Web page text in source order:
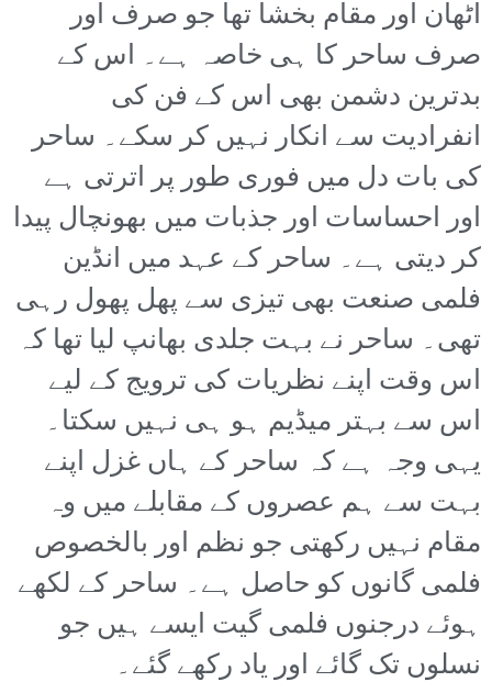
اٹھان اور مقام بخشا تھا جو صرف اور
صرف ساحر کا ہی خاصہ ہے۔ اس کے
بدترین دشمن بھی اس کے فن کی
انفرادیت سے انکار نہیں کر سکے۔ ساحر
کی بات دل میں فوری طور پر اترتی ہے
اور احساسات اور جذبات میں بھونچال پیدا
کر دیتی ہے۔ ساحر کے عہد میں انڈین
فلمی صنعت بھی تیزی سے پھل پھول رہی
تھی۔ ساحر نے بہت جلدی بھانپ لیا تھا کہ
اس وقت اپنے نظریات کی ترویج کے لیے
اس سے بہتر میڈیم ہو ہی نہیں سکتا۔
یہی وجہ ہے کہ ساحر کے ہاں غزل اپنے
بہت سے ہم عصروں کے مقابلے میں وہ
مقام نہیں رکھتی جو نظم اور بالخصوص
فلمی گانوں کو حاصل ہے۔ ساحر کے لکھے
ہوئے درجنوں فلمی گیت ایسے ہیں جو
نسلوں تک گائے اور یاد رکھے گئے۔